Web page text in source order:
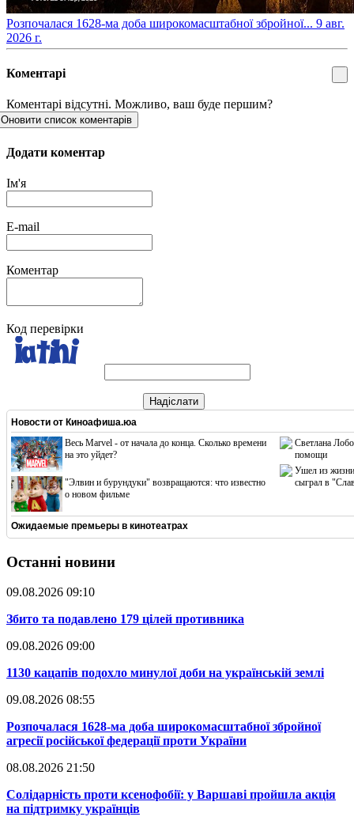
​Розпочалася 1628-ма доба широкомасштабної збройної... 9 авг.
2026 г.
Коментарі
Коментарі відсутні. Можливо, ваш буде першим?
Оновити список коментарів
Додати коментар
Ім'я
E-mail
Коментар
Код перевірки
Надіслати
Новости от Киноафиша.юа
Весь Marvel - от начала до конца. Сколько времени
на это уйдет?
"Элвин и бурундуки" возвращаются: что известно
о новом фильме
Светлана
помощи
Ушел из жизни
сыграл в
Ожидаемые премьеры в кинотеатрах
Останні новини
09.08.2026 09:10
​Збито та подавлено 179 цілей противника
09.08.2026 09:00
​1130 кацапів подохло минулої доби на українській землі
09.08.2026 08:55
​Розпочалася 1628-ма доба широкомасштабної збройної
агресії російської федерації проти України
08.08.2026 21:50
​Солідарність проти ксенофобії: у Варшаві пройшла акція
на підтримку українців